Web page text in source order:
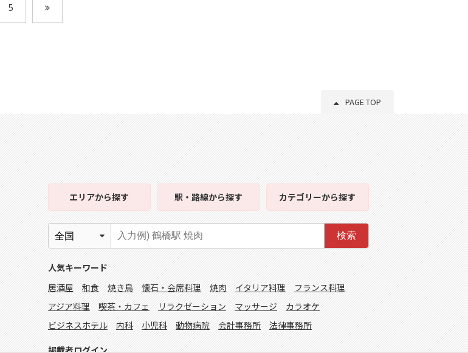
5
PAGE TOP
エリアから探す 駅・路線から探す カテゴリーから探す
検索
人気キーワード
居酒屋
和食 焼き鳥 懐石・会席料理 焼肉 イタリア料理
フランス料理
アジア料理
喫茶・カフェ リラクゼーション マッサージ
カラオケ
ビジネスホテル
内科 小児科 動物病院 会計事務所 法律事務所
掲載者ログイン